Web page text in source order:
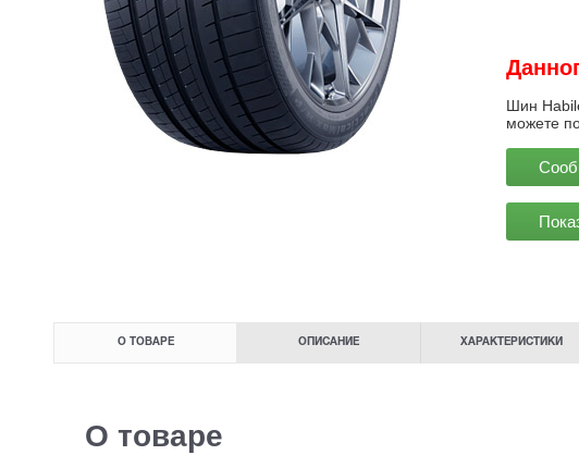
Шин
можете
О ТОВАРЕ ОПИСАНИЕ ХАРАКТЕРИСТИКИ
О товаре